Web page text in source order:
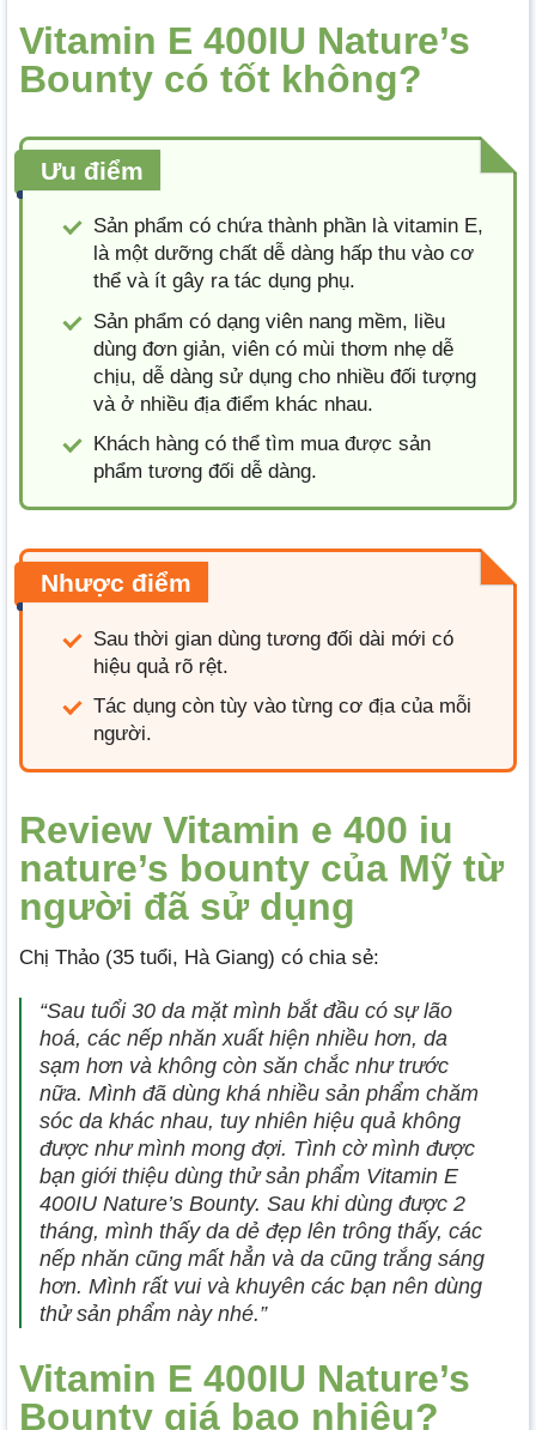
Vitamin E 400IU Nature’s
Bounty có tốt không?
Ưu điểm
Sản phẩm có chứa thành phần là vitamin E,
là một dưỡng chất dễ dàng hấp thu vào cơ
thể và ít gây ra tác dụng phụ.
Sản phẩm có dạng viên nang mềm, liều
dùng đơn giản, viên có mùi thơm nhẹ dễ
chịu, dễ dàng sử dụng cho nhiều đối tượng
và ở nhiều địa điểm khác nhau.
Khách hàng có thể tìm mua được sản
phẩm tương đối dễ dàng.
Nhược điểm
Sau thời gian dùng tương đối dài mới có
hiệu quả rõ rệt.
Tác dụng còn tùy vào từng cơ địa của mỗi
người.
Review Vitamin e 400 iu
nature’s bounty của Mỹ từ
người đã sử dụng
Chị Thảo (35 tuổi, Hà Giang) có chia sẻ:
“Sau tuổi 30 da mặt mình bắt đầu có sự lão
hoá, các nếp nhăn xuất hiện nhiều hơn, da
sạm hơn và không còn săn chắc như trước
nữa. Mình đã dùng khá nhiều sản phẩm chăm
sóc da khác nhau, tuy nhiên hiệu quả không
được như mình mong đợi. Tình cờ mình được
bạn giới thiệu dùng thử sản phẩm Vitamin E
400IU Nature’s Bounty. Sau khi dùng được 2
tháng, mình thấy da dẻ đẹp lên trông thấy, các
nếp nhăn cũng mất hẳn và da cũng trắng sáng
hơn. Mình rất vui và khuyên các bạn nên dùng
thử sản phẩm này nhé.”
Vitamin E 400IU Nature’s
Bounty giá bao nhiêu?